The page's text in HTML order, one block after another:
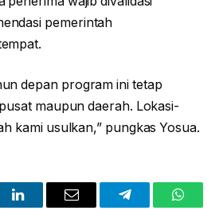
pemerintah
depan program ini tetap
maupun daerah. Lokasi-
kami usulkan,” pungkas Yosua.
LinkedInEmail Telegram